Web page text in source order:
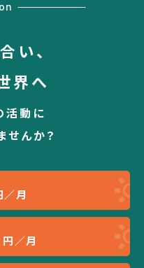
い、
界へ
活動に
せんか？
／月
円／月